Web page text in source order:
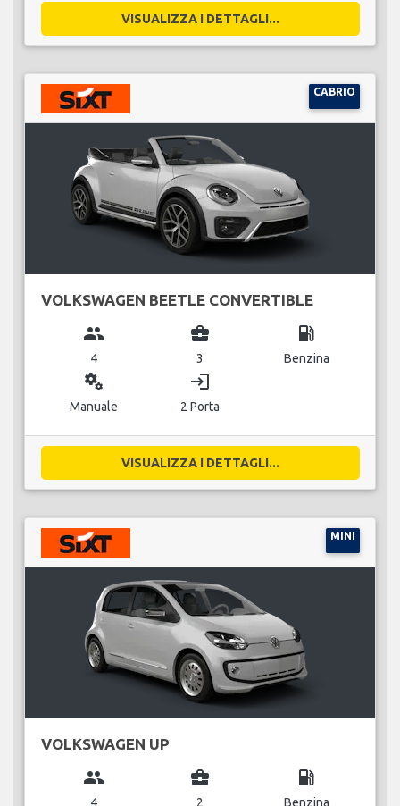
VISUALIZZA I DETTAGLI...
CABRIO
VOLKSWAGEN BEETLE CONVERTIBLE
group
4
business_center
3
local_gas_station
Benzina
miscellaneous_services
Manuale
login
2 Porta
VISUALIZZA I DETTAGLI...
MINI
VOLKSWAGEN UP
group
4
business_center
2
local_gas_station
Benzina